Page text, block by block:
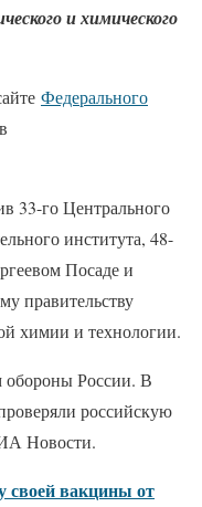
и химического
Федерального
33-го Центрального
института, 48-
Посаде и
правительству
химии и технологии.
обороны России. В
российскую
Новости.
своей вакцины от